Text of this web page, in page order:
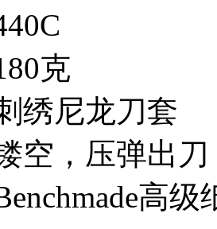
克
绣尼龙刀套
空，压弹出刀
高级